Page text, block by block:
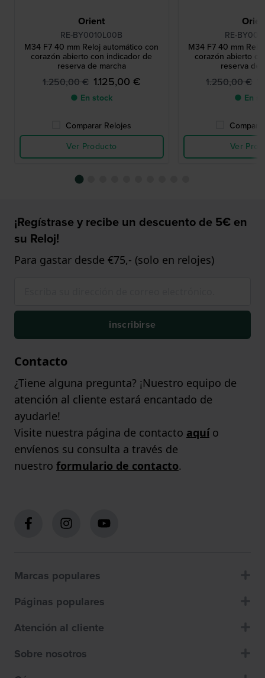
Orient
RE-BY0010L00B
M34 F7 40 mm Reloj automático con
corazón abierto con indicador de
reserva de marcha
1.250,00 € 1.125,00 €
● En stock
Comparar Relojes
Ver Producto
RE-
M34 F7 40 mm
corazón abierto
reserva de
1.250,00 €
● En
Ver
¡Regístrase y recibe un descuento de 5€ en
su Reloj!
Para gastar desde €75,- (solo en relojes)
inscribirse
Contacto
¿Tiene alguna pregunta? ¡Nuestro equipo de
atención al cliente estará encantado de
ayudarle!
Visite nuestra página de contacto aquío
envíenos su consulta a través de
nuestro formulario de contacto.
Marcas populares
Páginas populares
Atención al cliente
Sobre nosotros